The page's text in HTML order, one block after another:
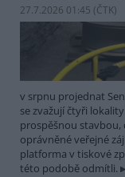
27.7.2026 01:45 (ČTK)
v srpnu projednat
se zvažují čtyři
prospěšnou stavbou,
oprávněné veřejné
platforma v tiskové
této podobě odmítli.